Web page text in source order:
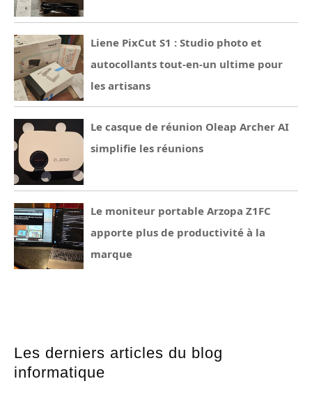
Liene PixCut S1 : Studio photo et
autocollants tout-en-un ultime pour
les artisans
Le casque de réunion Oleap Archer AI
simplifie les réunions
Le moniteur portable Arzopa Z1FC
apporte plus de productivité à la
marque
Les derniers articles du blog
informatique